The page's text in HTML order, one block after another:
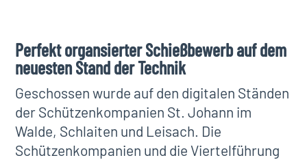
Perfekt organsierter Schießbewerb auf dem
neuesten Stand der Technik
Geschossen wurde auf den digitalen Ständen
der Schützenkompanien St. Johann im
Walde, Schlaiten und Leisach. Die
Schützenkompanien und die Viertelführung